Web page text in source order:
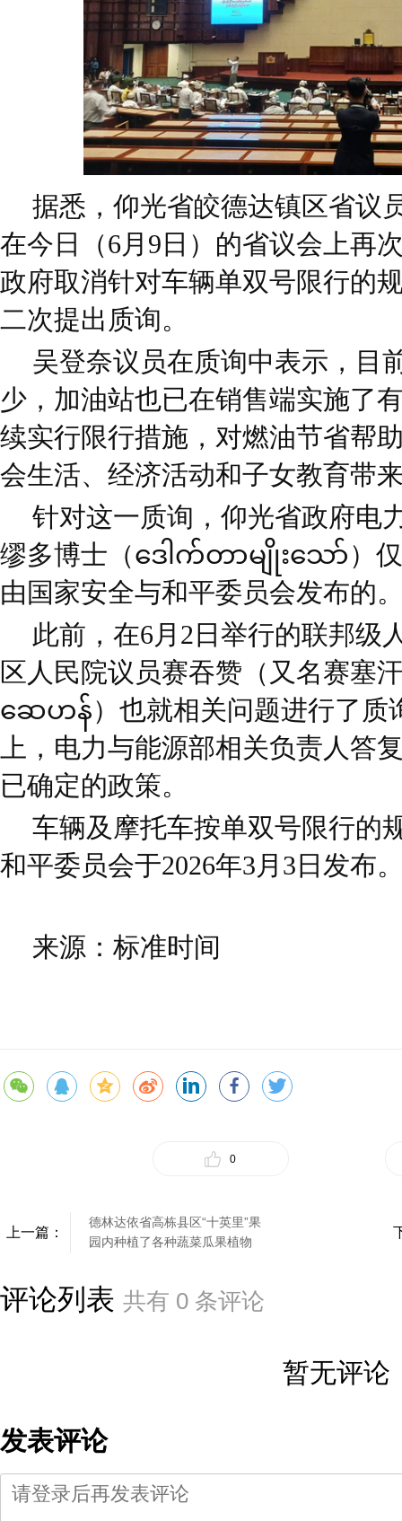
据悉，仰光省皎德达镇区省议
在今日（6月9日）的省议会上再
政府取消针对车辆单双号限行的
二次提出质询。
吴登奈议员在质询中表示，目
少，加油站也已在销售端实施了
续实行限行措施，对燃油节省帮
会生活、经济活动和子女教育带
针对这一质询，仰光省政府电
缪多博士（ဒေါက်တာမျိုးသော်）仅
由国家安全与和平委员会发布的
此前，在6月2日举行的联邦级
区人民院议员赛吞赞（又名赛塞
ဆေဟန်）也就相关问题进行了质
上，电力与能源部相关负责人答
已确定的政策。
车辆及摩托车按单双号限行的
和平委员会于2026年3月3日发布
来源：标准时间
0
上一篇：
德林达依省高栋县区“十英里”果
园内种植了各种蔬菜瓜果植物
评论列表 共有 0 条评论
暂无评论
发表评论